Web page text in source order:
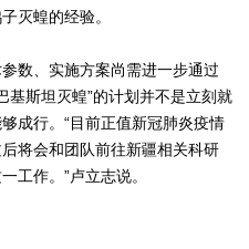
灭蝗的经验。
、实施方案尚需进一步通过
基斯坦灭蝗”的计划并不是立刻就
成行。“目前正值新冠肺炎疫情
将会和团队前往新疆相关科研
工作。”卢立志说。